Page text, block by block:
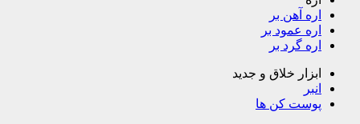
اره آهن بر
اره عمود بر
اره گرد بر
ابزار خلاق و جدید
انبر
پوست کن ها